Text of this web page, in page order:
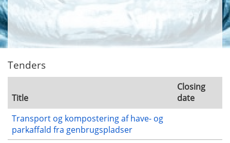
Tenders
Title
Closing
date
Transport og kompostering af have- og
parkaffald fra genbrugspladser